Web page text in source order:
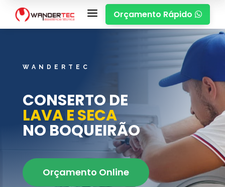
a Orçamento Rápido 
WANDERTEC
CONSERTO DE
LAVA E SECA
NO BOQUEIRÃO
Orçamento Online